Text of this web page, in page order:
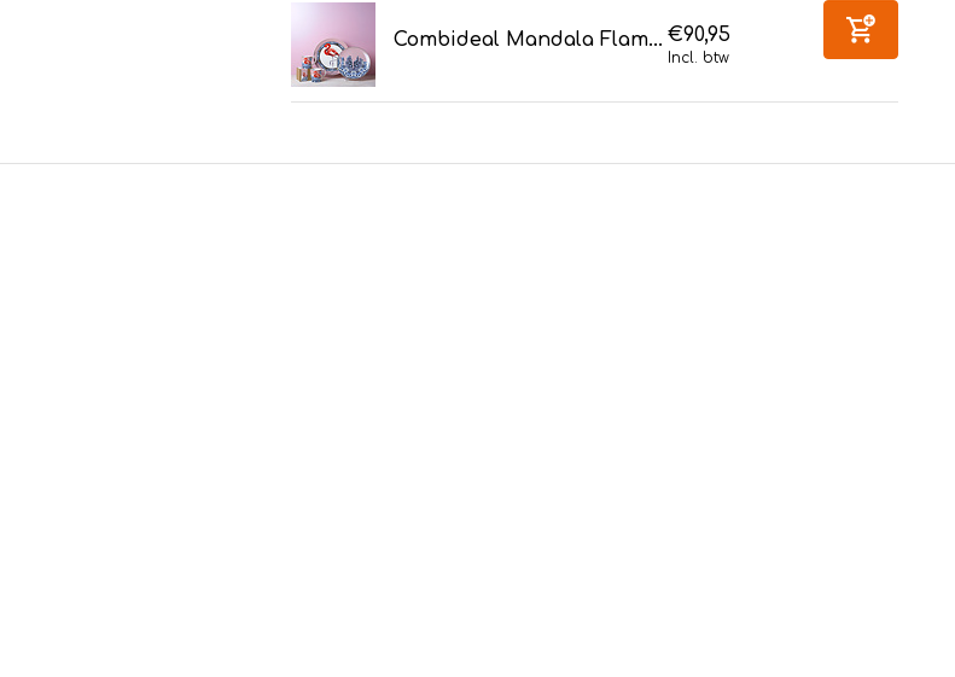
Combideal Mandala Flam... €90,95
Incl. btw